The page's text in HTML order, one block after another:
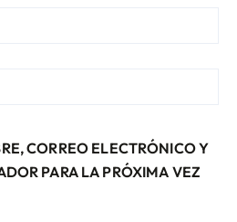
CORREO ELECTRÓNICO Y
PARA LA PRÓXIMA VEZ